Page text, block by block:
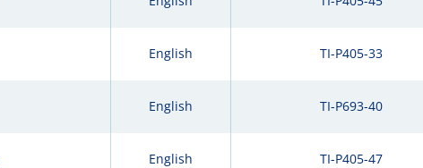
English TI-P405-33
English TI-P693-40
English TI-P405-47